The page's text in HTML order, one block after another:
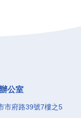
公室
市府路39號7樓之5